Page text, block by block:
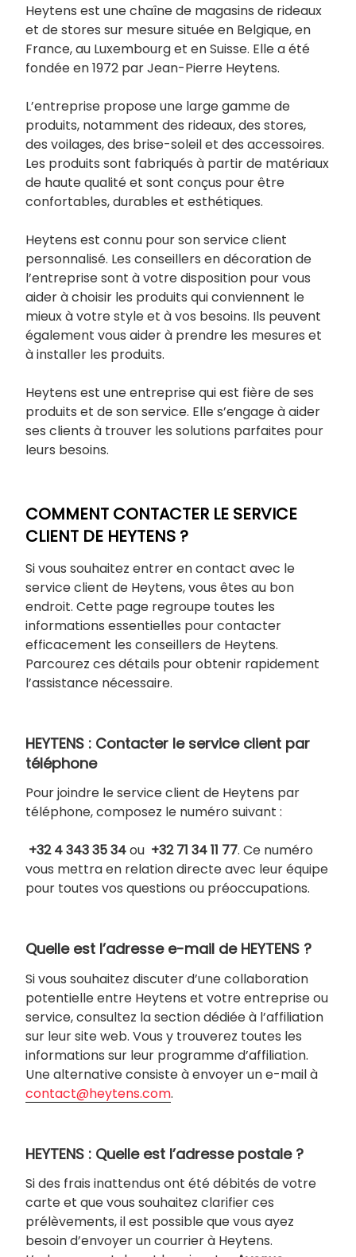
Heytens est une chaîne de magasins de rideaux
et de stores sur mesure située en Belgique, en
France, au Luxembourg et en Suisse. Elle a été
fondée en 1972 par Jean-Pierre Heytens.
L’entreprise propose une large gamme de
produits, notamment des rideaux, des stores,
des voilages, des brise-soleil et des accessoires.
Les produits sont fabriqués à partir de matériaux
de haute qualité et sont conçus pour être
confortables, durables et esthétiques.
Heytens est connu pour son service client
personnalisé. Les conseillers en décoration de
l’entreprise sont à votre disposition pour vous
aider à choisir les produits qui conviennent le
mieux à votre style et à vos besoins. Ils peuvent
également vous aider à prendre les mesures et
à installer les produits.
Heytens est une entreprise qui est fière de ses
produits et de son service. Elle s’engage à aider
ses clients à trouver les solutions parfaites pour
leurs besoins.
COMMENT CONTACTER LE SERVICE
CLIENT DE HEYTENS ?
Si vous souhaitez entrer en contact avec le
service client de Heytens, vous êtes au bon
endroit. Cette page regroupe toutes les
informations essentielles pour contacter
efficacement les conseillers de Heytens.
Parcourez ces détails pour obtenir rapidement
l’assistance nécessaire.
HEYTENS : Contacter le service client par
téléphone
Pour joindre le service client de Heytens par
téléphone, composez le numéro suivant :
+32 4 343 35 34ou +32 71 34 11 77. Ce numéro
vous mettra en relation directe avec leur équipe
pour toutes vos questions ou préoccupations.
Quelle est l’adresse e-mail de HEYTENS ?
Si vous souhaitez discuter d’une collaboration
potentielle entre Heytens et votre entreprise ou
service, consultez la section dédiée à l’affiliation
sur leur site web. Vous y trouverez toutes les
informations sur leur programme d’affiliation.
Une alternative consiste à envoyer un e-mail à
contact@heytens.com.
HEYTENS : Quelle est l’adresse postale ?
Si des frais inattendus ont été débités de votre
carte et que vous souhaitez clarifier ces
prélèvements, il est possible que vous ayez
besoin d’envoyer un courrier à Heytens.